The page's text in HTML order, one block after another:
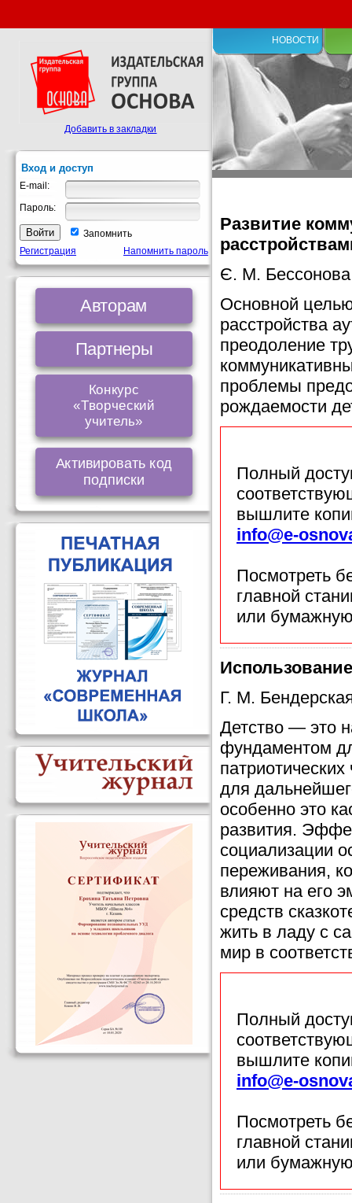
НОВОСТИ
Развитие
Є. М.
Основной
расстройства
преодоление
проблемы
рождаемости
Полный
вышлите
info@e-
Посмотреть
главной
или
Г. М.
Детство — это
фундаментом
для
особенно это
развития.
социализации
переживания,
влияют на его
средств
жить в ладу с
мир в
Полный
вышлите
info@e-
Посмотреть
главной
или
Добавить в закладки
Вход и доступ
E-mail:
Пароль:
Запомнить
Регистрация
Напомнить пароль
Авторам
Партнеры
Конкурс
«Творческий
учитель»
Активировать код
подписки